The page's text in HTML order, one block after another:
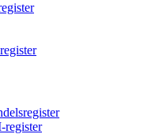
register